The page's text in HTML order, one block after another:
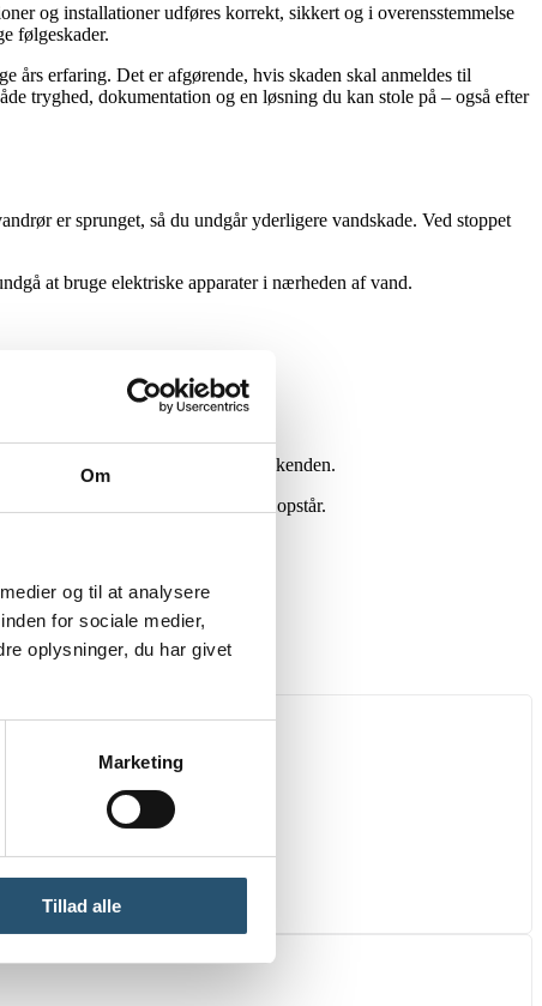
Om
og til at analysere
for sociale medier,
oplysninger, du har givet
Marketing
Tillad alle
og installationer udføres korrekt, sikkert og i overensstemmelse
følgeskader.
års erfaring. Det er afgørende, hvis skaden skal anmeldes til
tryghed, dokumentation og en løsning du kan stole på – også efter
er sprunget, så du undgår yderligere vandskade. Ved stoppet
at bruge elektriske apparater i nærheden af vand.
om aftenen, om natten eller i weekenden.
få professionel hjælp når behovet opstår.